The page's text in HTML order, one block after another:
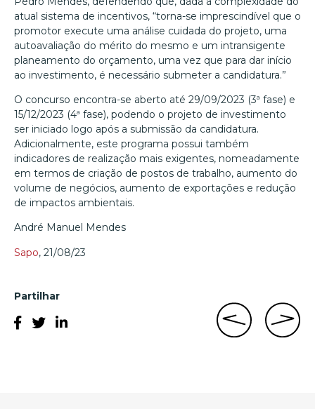
atual sistema de incentivos, “torna-se imprescindível que o
promotor execute uma análise cuidada do projeto, uma
autoavaliação do mérito do mesmo e um intransigente
planeamento do orçamento, uma vez que para dar início
ao investimento, é necessário submeter a candidatura.”
O concurso encontra-se aberto até 29/09/2023 (3ª fase) e
15/12/2023 (4ª fase), podendo o projeto de investimento
ser iniciado logo após a submissão da candidatura.
Adicionalmente, este programa possui também
indicadores de realização mais exigentes, nomeadamente
em termos de criação de postos de trabalho, aumento do
volume de negócios, aumento de exportações e redução
de impactos ambientais.
André Manuel Mendes
Sapo, 21/08/23
Partilhar